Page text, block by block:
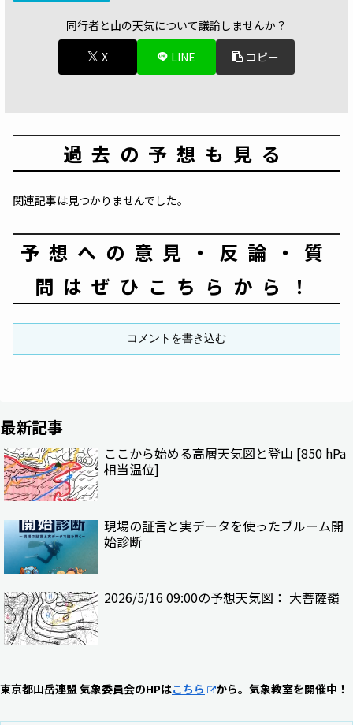
同行者と山の天気について議論しませんか？
X
LINE コピー
過去の予想も見る
関連記事は見つかりませんでした。
予想への意見・反論・質
問はぜひこちらから！
コメントを書き込む
最新記事
ここから始める高層天気図と登山 [850 hPa
相当温位]
現場の証言と実データを使ったブルーム開
始診断
2026/5/16 09:00の予想天気図： 大菩薩嶺
東京都山岳連盟 気象委員会のHPはこちら から。気象教室を開催中！